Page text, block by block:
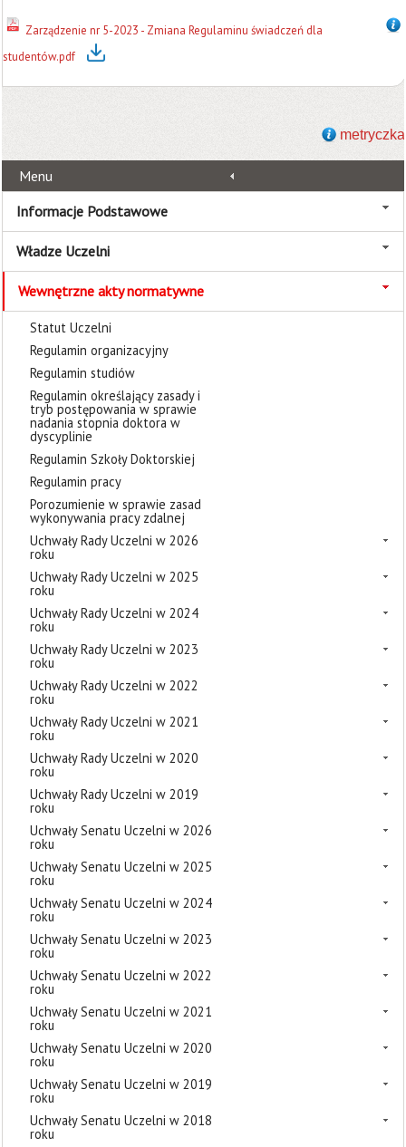
Zarządzenie nr 5-2023 - Zmiana Regulaminu świadczeń dla
studentów.pdf
metryczka
Menu
Informacje Podstawowe
Władze Uczelni
Wewnętrzne akty normatywne
Statut Uczelni
Regulamin organizacyjny
Regulamin studiów
Regulamin określający zasady i
tryb postępowania w sprawie
nadania stopnia doktora w
dyscyplinie
Regulamin Szkoły Doktorskiej
Regulamin pracy
Porozumienie w sprawie zasad
wykonywania pracy zdalnej
Uchwały Rady Uczelni w 2026
roku
Uchwały Rady Uczelni w 2025
roku
Uchwały Rady Uczelni w 2024
roku
Uchwały Rady Uczelni w 2023
roku
Uchwały Rady Uczelni w 2022
roku
Uchwały Rady Uczelni w 2021
roku
Uchwały Rady Uczelni w 2020
roku
Uchwały Rady Uczelni w 2019
roku
Uchwały Senatu Uczelni w 2026
roku
Uchwały Senatu Uczelni w 2025
roku
Uchwały Senatu Uczelni w 2024
roku
Uchwały Senatu Uczelni w 2023
roku
Uchwały Senatu Uczelni w 2022
roku
Uchwały Senatu Uczelni w 2021
roku
Uchwały Senatu Uczelni w 2020
roku
Uchwały Senatu Uczelni w 2019
roku
Uchwały Senatu Uczelni w 2018
roku